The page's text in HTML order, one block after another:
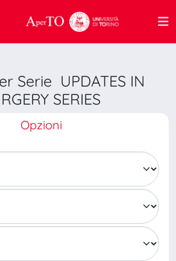
Serie UPDATES IN
SERIES
Opzioni